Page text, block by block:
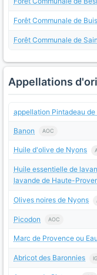
Forêt Communale de
Forêt Communale de
Appellations
appellation Pintadeau de
Banon AOC
Huile d'olive de Nyons
Huile essentielle de
lavande de Haute-
Olives noires de Nyons
Picodon AOC
Marc de Provence ou
Abricot des Baronnies